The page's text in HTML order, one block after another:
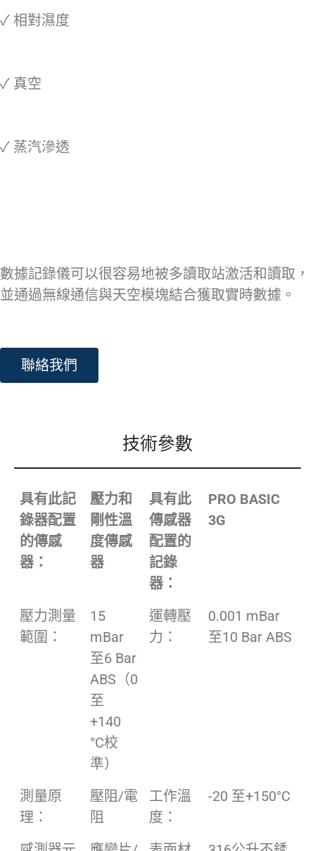
✓ 相對濕度
✓ 真空
✓ 蒸汽滲透
數據記錄儀可以很容易地被多讀取站激活和讀取，
並通過無線通信與天空模塊結合獲取實時數據。
聯絡我們
技術參數
具有此記
錄器配置
的傳感
器：
壓力和
剛性溫
度傳感
器
具有此
傳感器
配置的
記錄
器：
PRO BASIC
3G
壓力測量
範圍：
15
mBar
至6 Bar
ABS（0
至
+140
°C校
準）
運轉壓
力：
0.001 mBar
至10 Bar ABS
測量原
理：
壓阻/電
阻
工作溫
度：
-20 至+150°C